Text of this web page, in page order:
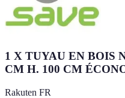
1 X TUYAU EN BOIS
CM H. 100 CM
Rakuten FR